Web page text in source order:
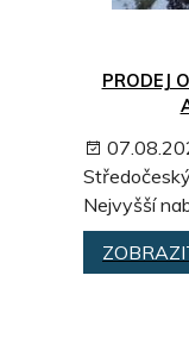
PRODEJ
Nejvyšší